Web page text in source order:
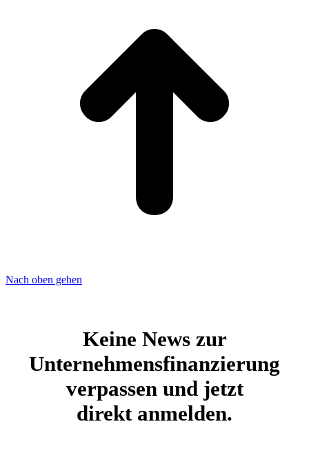
Nach oben gehen
Keine News zur
Unternehmensfinanzierung
verpassen und jetzt
direkt anmelden.